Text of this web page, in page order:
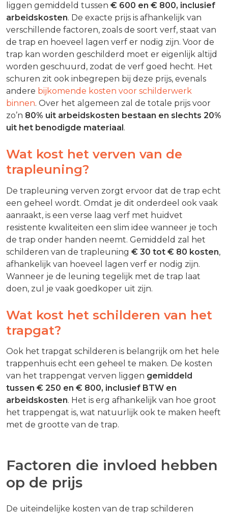
liggen gemiddeld tussen € 600 en € 800, inclusief
arbeidskosten. De exacte prijs is afhankelijk van
verschillende factoren, zoals de soort verf, staat van
de trap en hoeveel lagen verf er nodig zijn. Voor de
trap kan worden geschilderd moet er eigenlijk altijd
worden geschuurd, zodat de verf goed hecht. Het
schuren zit ook inbegrepen bij deze prijs, evenals
andere bijkomende kosten voor schilderwerk
binnen. Over het algemeen zal de totale prijs voor
zo’n 80% uit arbeidskosten bestaan en slechts 20%
uit het benodigde materiaal .
Wat kost het verven van de
trapleuning?
De trapleuning verven zorgt ervoor dat de trap echt
een geheel wordt. Omdat je dit onderdeel ook vaak
aanraakt, is een verse laag verf met huidvet
resistente kwaliteiten een slim idee wanneer je toch
de trap onder handen neemt. Gemiddeld zal het
schilderen van de trapleuning € 30 tot € 80 kosten,
afhankelijk van hoeveel lagen verf er nodig zijn.
Wanneer je de leuning tegelijk met de trap laat
doen, zul je vaak goedkoper uit zijn.
Wat kost het schilderen van het
trapgat?
Ook het trapgat schilderen is belangrijk om het hele
trappenhuis echt een geheel te maken. De kosten
van het trappengat verven liggen gemiddeld
tussen € 250 en € 800, inclusief BTW en
arbeidskosten. Het is erg afhankelijk van hoe groot
het trappengat is, wat natuurlijk ook te maken heeft
met de grootte van de trap.
Factoren die invloed hebben
op de prijs
De uiteindelijke kosten van de trap schilderen